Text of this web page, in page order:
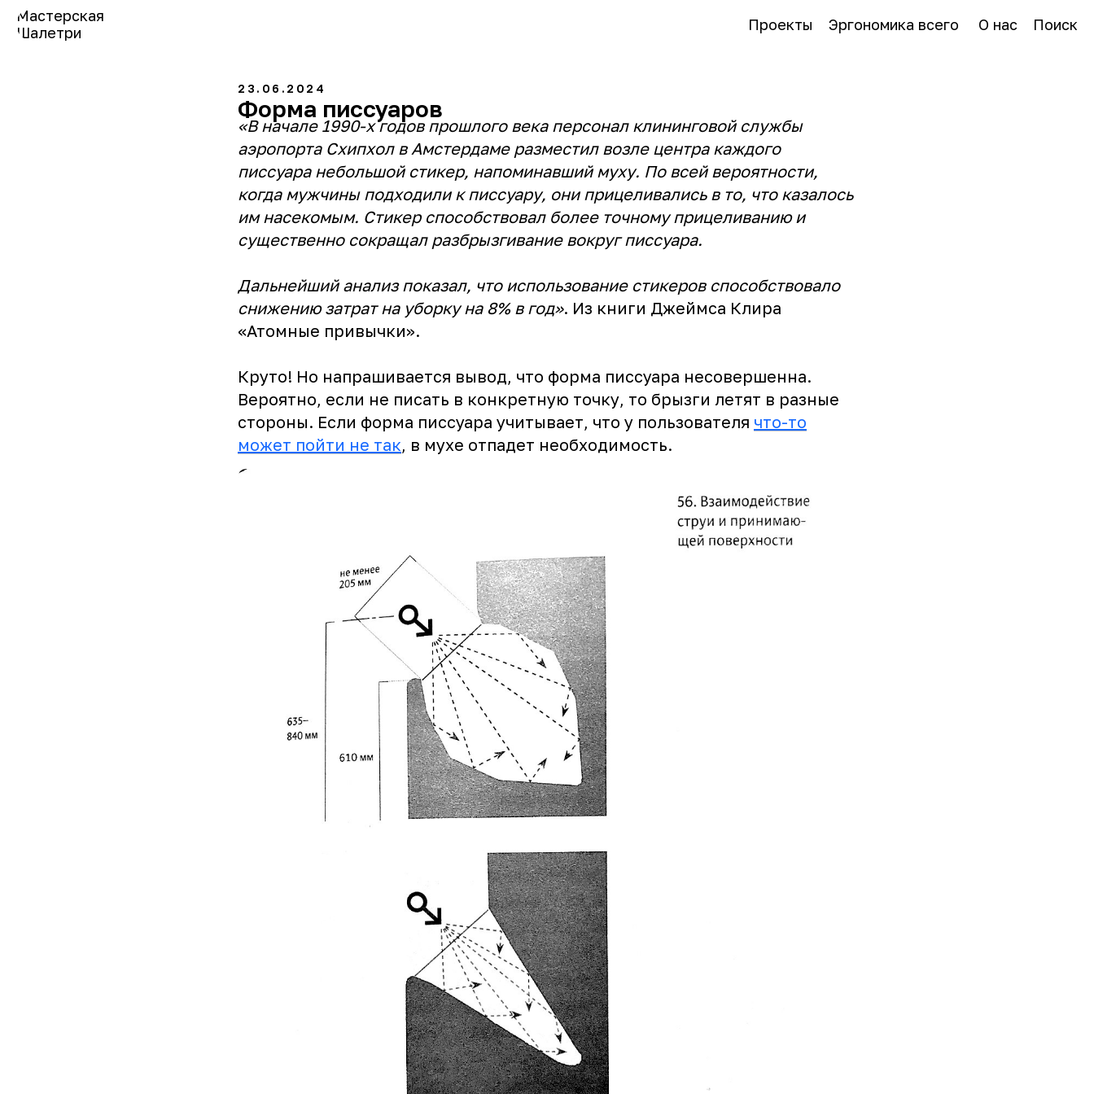
Поиск
О нас
Эргономика всего
Проекты
Мастерская
Шалетри
23.06.2024
Форма писсуаров
«‎В начале 1990-х годов прошлого века персонал клининговой службы
аэропорта Схипхол в Амстердаме разместил возле центра каждого
писсуара небольшой стикер, напоминавший муху. По всей вероятности,
когда мужчины подходили к писсуару, они прицеливались в то, что казалось
им насекомым. Стикер способствовал более точному прицеливанию и
существенно сокращал разбрызгивание вокруг писсуара.
Дальнейший анализ показал, что использование стикеров способствовало
снижению затрат на уборку на 8% в год». Из книги Джеймса Клира
«Атомные привычки».
Круто! Но напрашивается вывод, что форма писсуара несовершенна.
Вероятно, если не писать в конкретную точку, то брызги летят в разные
стороны. Если форма писсуара учитывает, что у пользователя что-то
может пойти не так, в мухе отпадет необходимость.